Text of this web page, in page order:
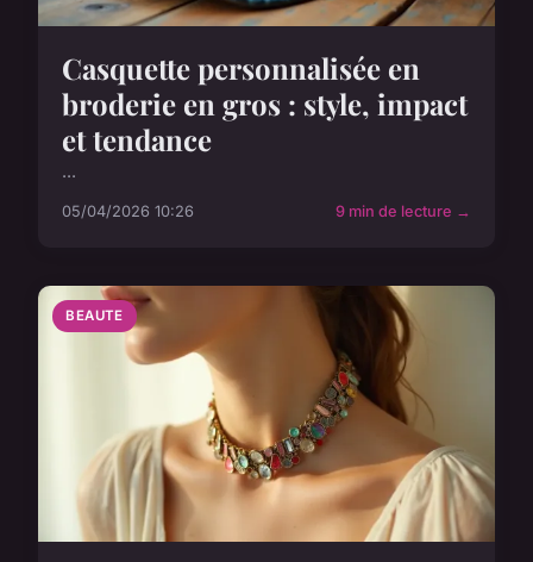
Casquette personnalisée en
broderie en gros : style, impact
et tendance
...
05/04/2026 10:26 9 min de lecture →
BEAUTE